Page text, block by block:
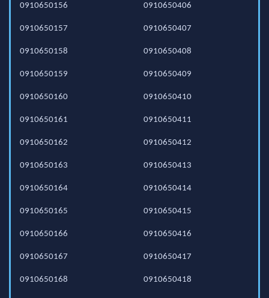
0910650156
0910650157
0910650158
0910650159
0910650160
0910650161
0910650162
0910650163
0910650164
0910650165
0910650166
0910650167
0910650168
0910650406
0910650407
0910650408
0910650409
0910650410
0910650411
0910650412
0910650413
0910650414
0910650415
0910650416
0910650417
0910650418